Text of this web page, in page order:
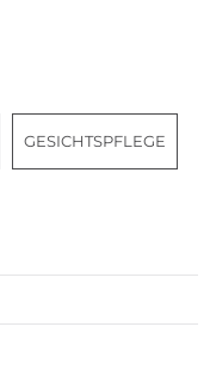
GESICHTSPFLEGE